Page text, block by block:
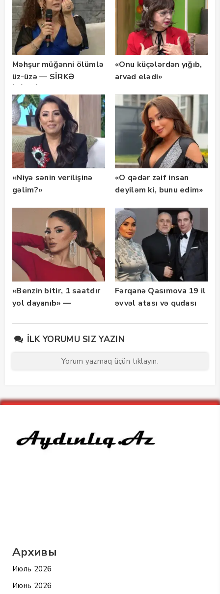
Məhşur müğənni ölümlə
üz-üzə — SİRKƏ
«Onu küçələrdən yığıb,
arvad elədi»
«Niyə sənin verilişinə
gəlim?»
«O qədər zəif insan
deyiləm ki, bunu edim»
«Benzin bitir, 1 saatdır
yol dayanıb» —
Fərqanə Qasımova 19 il
əvvəl atası və qudası
İLK YORUMU SIZ YAZIN
Yorum yazmaq üçün tıklayın.
Архивы
Июль 2026
Июнь 2026